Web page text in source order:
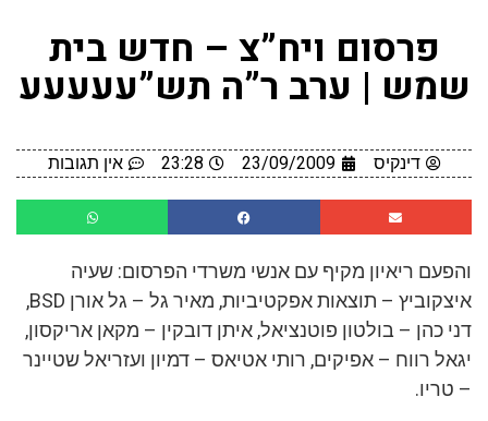
פרסום ויח”צ – חדש בית
שמש | ערב ר”ה תש”עעעעע
דינקיס 23/09/2009
23:28 אין תגובות
והפעם ריאיון מקיף עם אנשי משרדי הפרסום: שעיה
איצקוביץ – תוצאות אפקטיביות, מאיר גל – גל אורן BSD,
דני כהן – בולטון פוטנציאל, איתן דובקין – מקאן אריקסון,
יגאל רווח – אפיקים, רותי אטיאס – דמיון ועזריאל שטיינר
– טריו.